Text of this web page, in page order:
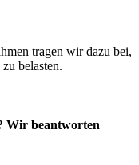
tragen wir dazu bei,
belasten.
Wir beantworten